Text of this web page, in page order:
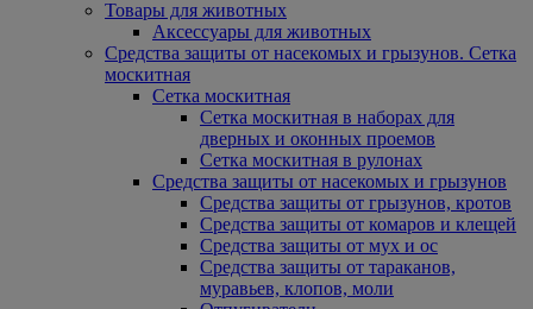
Товары для животных
Аксессуары для животных
Средства защиты от насекомых и грызунов. Сетка
москитная
Сетка москитная
Сетка москитная в наборах для
дверных и оконных проемов
Сетка москитная в рулонах
Средства защиты от насекомых и грызунов
Средства защиты от грызунов, кротов
Средства защиты от комаров и клещей
Средства защиты от мух и ос
Средства защиты от тараканов,
муравьев, клопов, моли